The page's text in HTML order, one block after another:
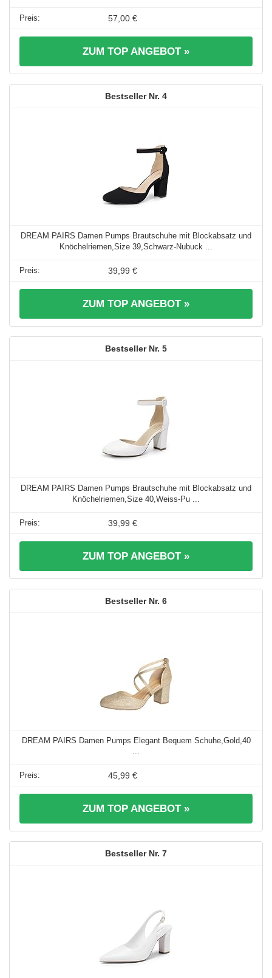
57,00 €
ZUM TOP ANGEBOT »
4
DREAM PAIRS Damen Pumps Brautschuhe mit Blockabsatz und
Knöchelriemen,Size 39,Schwarz-Nubuck ...
39,99 €
ZUM TOP ANGEBOT »
5
DREAM PAIRS Damen Pumps Brautschuhe mit Blockabsatz und
Knöchelriemen,Size 40,Weiss-Pu ...
39,99 €
ZUM TOP ANGEBOT »
6
DREAM PAIRS Damen Pumps Elegant Bequem Schuhe,Gold,40
...
45,99 €
ZUM TOP ANGEBOT »
7